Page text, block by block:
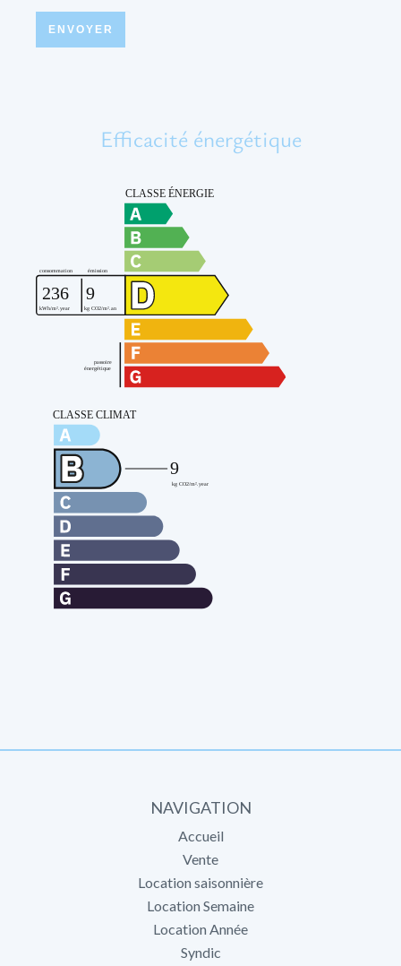
ENVOYER
Efficacité énergétique
NAVIGATION
Accueil
Vente
Location saisonnière
Location Semaine
Location Année
Syndic